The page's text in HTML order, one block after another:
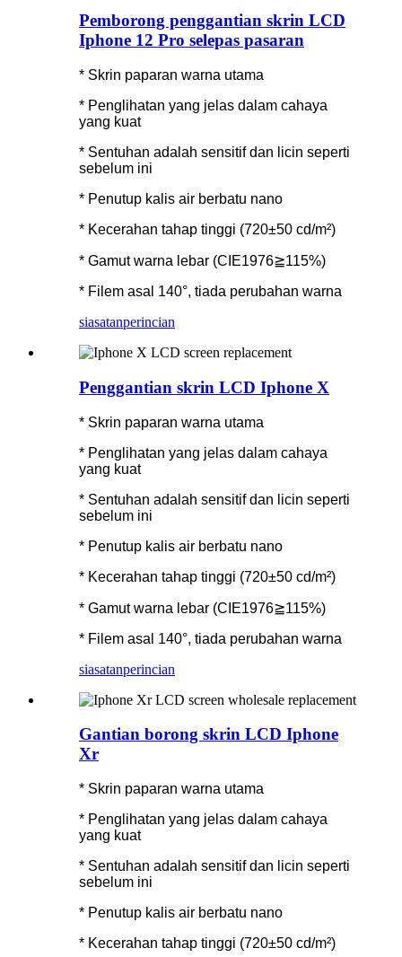
Pemborong penggantian skrin LCD
Iphone 12 Pro selepas pasaran
* Skrin paparan warna utama
* Penglihatan yang jelas dalam cahaya
yang kuat
* Sentuhan adalah sensitif dan licin seperti
sebelum ini
* Penutup kalis air berbatu nano
* Kecerahan tahap tinggi (720±50 cd/m²)
* Gamut warna lebar (CIE1976≧115%)
* Filem asal 140°, tiada perubahan warna
siasatanperincian
Penggantian skrin LCD Iphone X
* Skrin paparan warna utama
* Penglihatan yang jelas dalam cahaya
yang kuat
* Sentuhan adalah sensitif dan licin seperti
sebelum ini
* Penutup kalis air berbatu nano
* Kecerahan tahap tinggi (720±50 cd/m²)
* Gamut warna lebar (CIE1976≧115%)
* Filem asal 140°, tiada perubahan warna
siasatanperincian
Gantian borong skrin LCD Iphone
Xr
* Skrin paparan warna utama
* Penglihatan yang jelas dalam cahaya
yang kuat
* Sentuhan adalah sensitif dan licin seperti
sebelum ini
* Penutup kalis air berbatu nano
* Kecerahan tahap tinggi (720±50 cd/m²)